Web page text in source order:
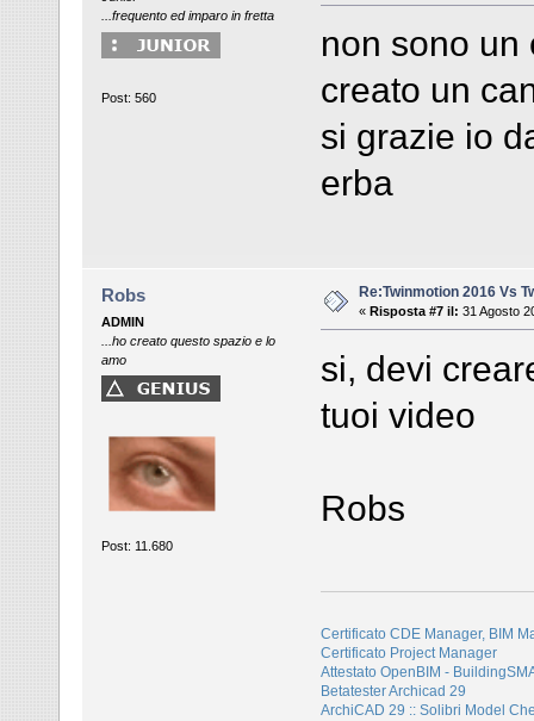
...frequento ed imparo in fretta
Post: 560
non sono un
creato un
si grazie io
erba
Robs
ADMIN
...ho creato questo spazio e lo
amo
Post: 11.680
Re:Twinmotion 2016 Vs
« Risposta #7 il: 31 Agosto
si, devi
tuoi video
Robs
Certificato CDE Manager, BIM
Certificato Project Manager
Attestato OpenBIM -
Betatester Archicad 29
ArchiCAD 29 :: Solibri Model